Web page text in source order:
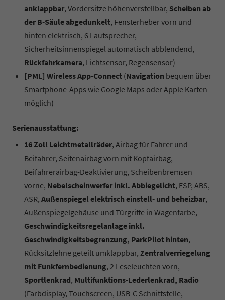
anklappbar, Vordersitze höhenverstellbar, Scheiben ab
der B-Säule abgedunkelt, Fensterheber vorn und
hinten elektrisch, 6 Lautsprecher,
Sicherheitsinnenspiegel automatisch abblendend,
Rückfahrkamera, Lichtsensor, Regensensor)
[PML] Wireless App-Connect (Navigation bequem über
Smartphone-Apps wie Google Maps oder Apple Karten
möglich)
Serienausstattung:
16 Zoll Leichtmetallräder, Airbag für Fahrer und
Beifahrer, Seitenairbag vorn mit Kopfairbag,
Beifahrerairbag-Deaktivierung, Scheibenbremsen
vorne, Nebelscheinwerfer inkl. Abbiegelicht, ESP, ABS,
ASR, Außenspiegel elektrisch einstell- und beheizbar,
Außenspiegelgehäuse und Türgriffe in Wagenfarbe,
Geschwindigkeitsregelanlage inkl.
Geschwindigkeitsbegrenzung, ParkPilot hinten,
Rücksitzlehne geteilt umklappbar, Zentralverriegelung
mit Funkfernbedienung, 2 Leseleuchten vorn,
Sportlenkrad, Multifunktions-Lederlenkrad, Radio
(Farbdisplay, Touchscreen, USB-C Schnittstelle,